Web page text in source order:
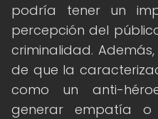
podría tener un
percepción del
criminalidad.
de que la
como un anti-
generar empatía o